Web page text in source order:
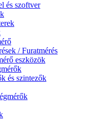
és szoftver
/ Furatmérés
eszközök
és szintezők